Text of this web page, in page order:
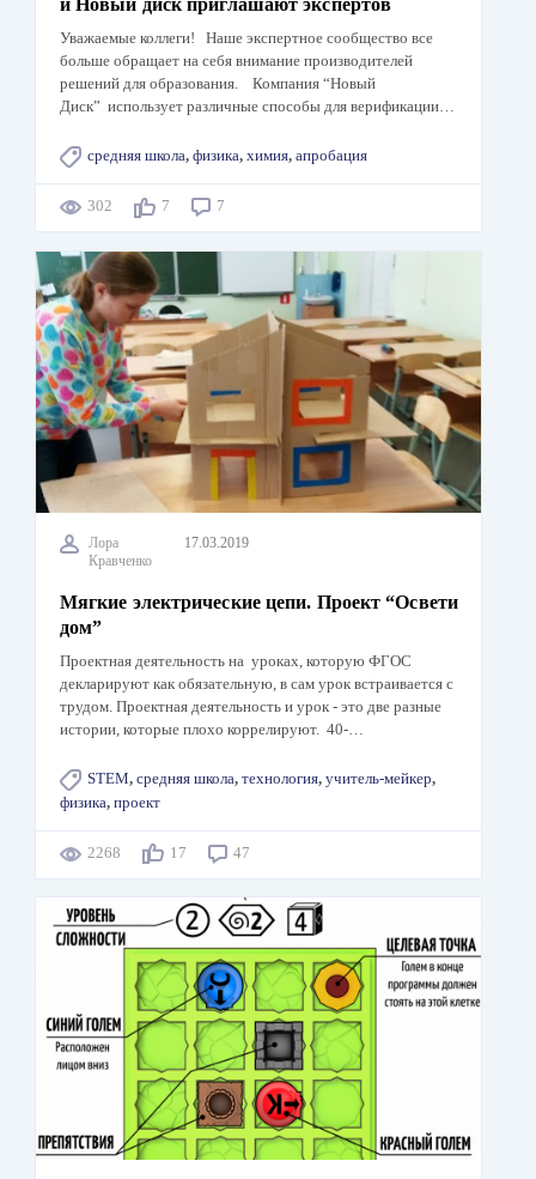
и Новый диск приглашают экспертов
Уважаемые коллеги! Наше экспертное сообщество все
больше обращает на себя внимание производителей
решений для образования. Компания “Новый
Диск” использует различные способы для верификации…
средняя школа, физика, химия, апробация
302 7 7
Лора
Кравченко
17.03.2019
Мягкие электрические цепи. Проект “Освети
дом”
Проектная деятельность на уроках, которую ФГОС
декларируют как обязательную, в сам урок встраивается с
трудом. Проектная деятельность и урок - это две разные
истории, которые плохо коррелируют. 40-…
STEM, средняя школа, технология, учитель-мейкер,
физика, проект
2268 17 47